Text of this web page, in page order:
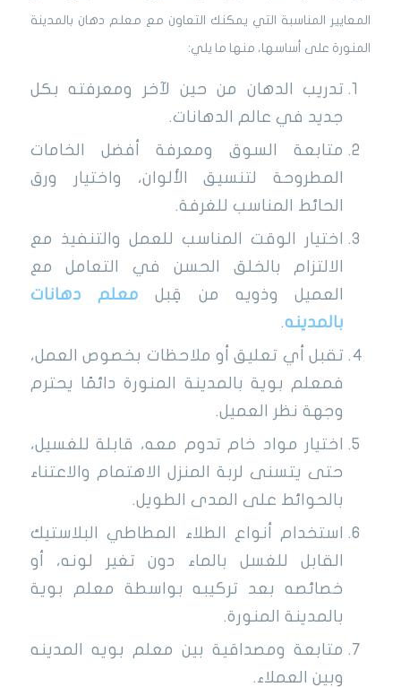
المعايير المناسبة التي يمكنك التعاون مع معلم دهان بالمدينة
المنورة على أساسها، منها ما يلي:
تدريب الدهان من حين لآخر ومعرفته بكل
جديد في عالم الدهانات.
متابعة السوق ومعرفة أفضل الخامات
المطروحة لتنسيق الألوان، واختيار ورق
الحائط المناسب للغرفة.
اختيار الوقت المناسب للعمل والتنفيذ مع
الالتزام بالخلق الحسن في التعامل مع
العميل وذويه من قِبل معلم دهانات
بالمدينه.
تقبل أي تعليق أو ملاحظات بخصوص العمل،
فمعلم بوية بالمدينة المنورة دائمًا يحترم
وجهة نظر العميل.
اختيار مواد خام تدوم معه، قابلة للغسيل،
حتى يتسنى لربة المنزل الاهتمام والاعتناء
بالحوائط على المدى الطويل.
استخدام أنواع الطلاء المطاطي البلاستيك
القابل للغسل بالماء دون تغير لونه، أو
خصائصه بعد تركيبه بواسطة معلم بوية
بالمدينة المنورة.
متابعة ومصداقية بين معلم بويه المدينه
وبين العملاء.